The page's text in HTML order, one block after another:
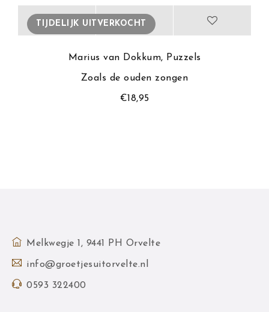
TIJDELIJK UITVERKOCHT
Marius van Dokkum, Puzzels
Zoals de ouden zongen
€18,95
Melkwegje 1, 9441 PH Orvelte
info@groetjesuitorvelte.nl
0593 322400